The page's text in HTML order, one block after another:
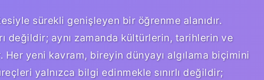
sürekli genişleyen bir öğrenme alanıdır.
değildir; aynı zamanda kültürlerin, tarihlerin ve
Her yeni kavram, bireyin dünyayı algılama biçimini
yalnızca bilgi edinmekle sınırlı değildir;